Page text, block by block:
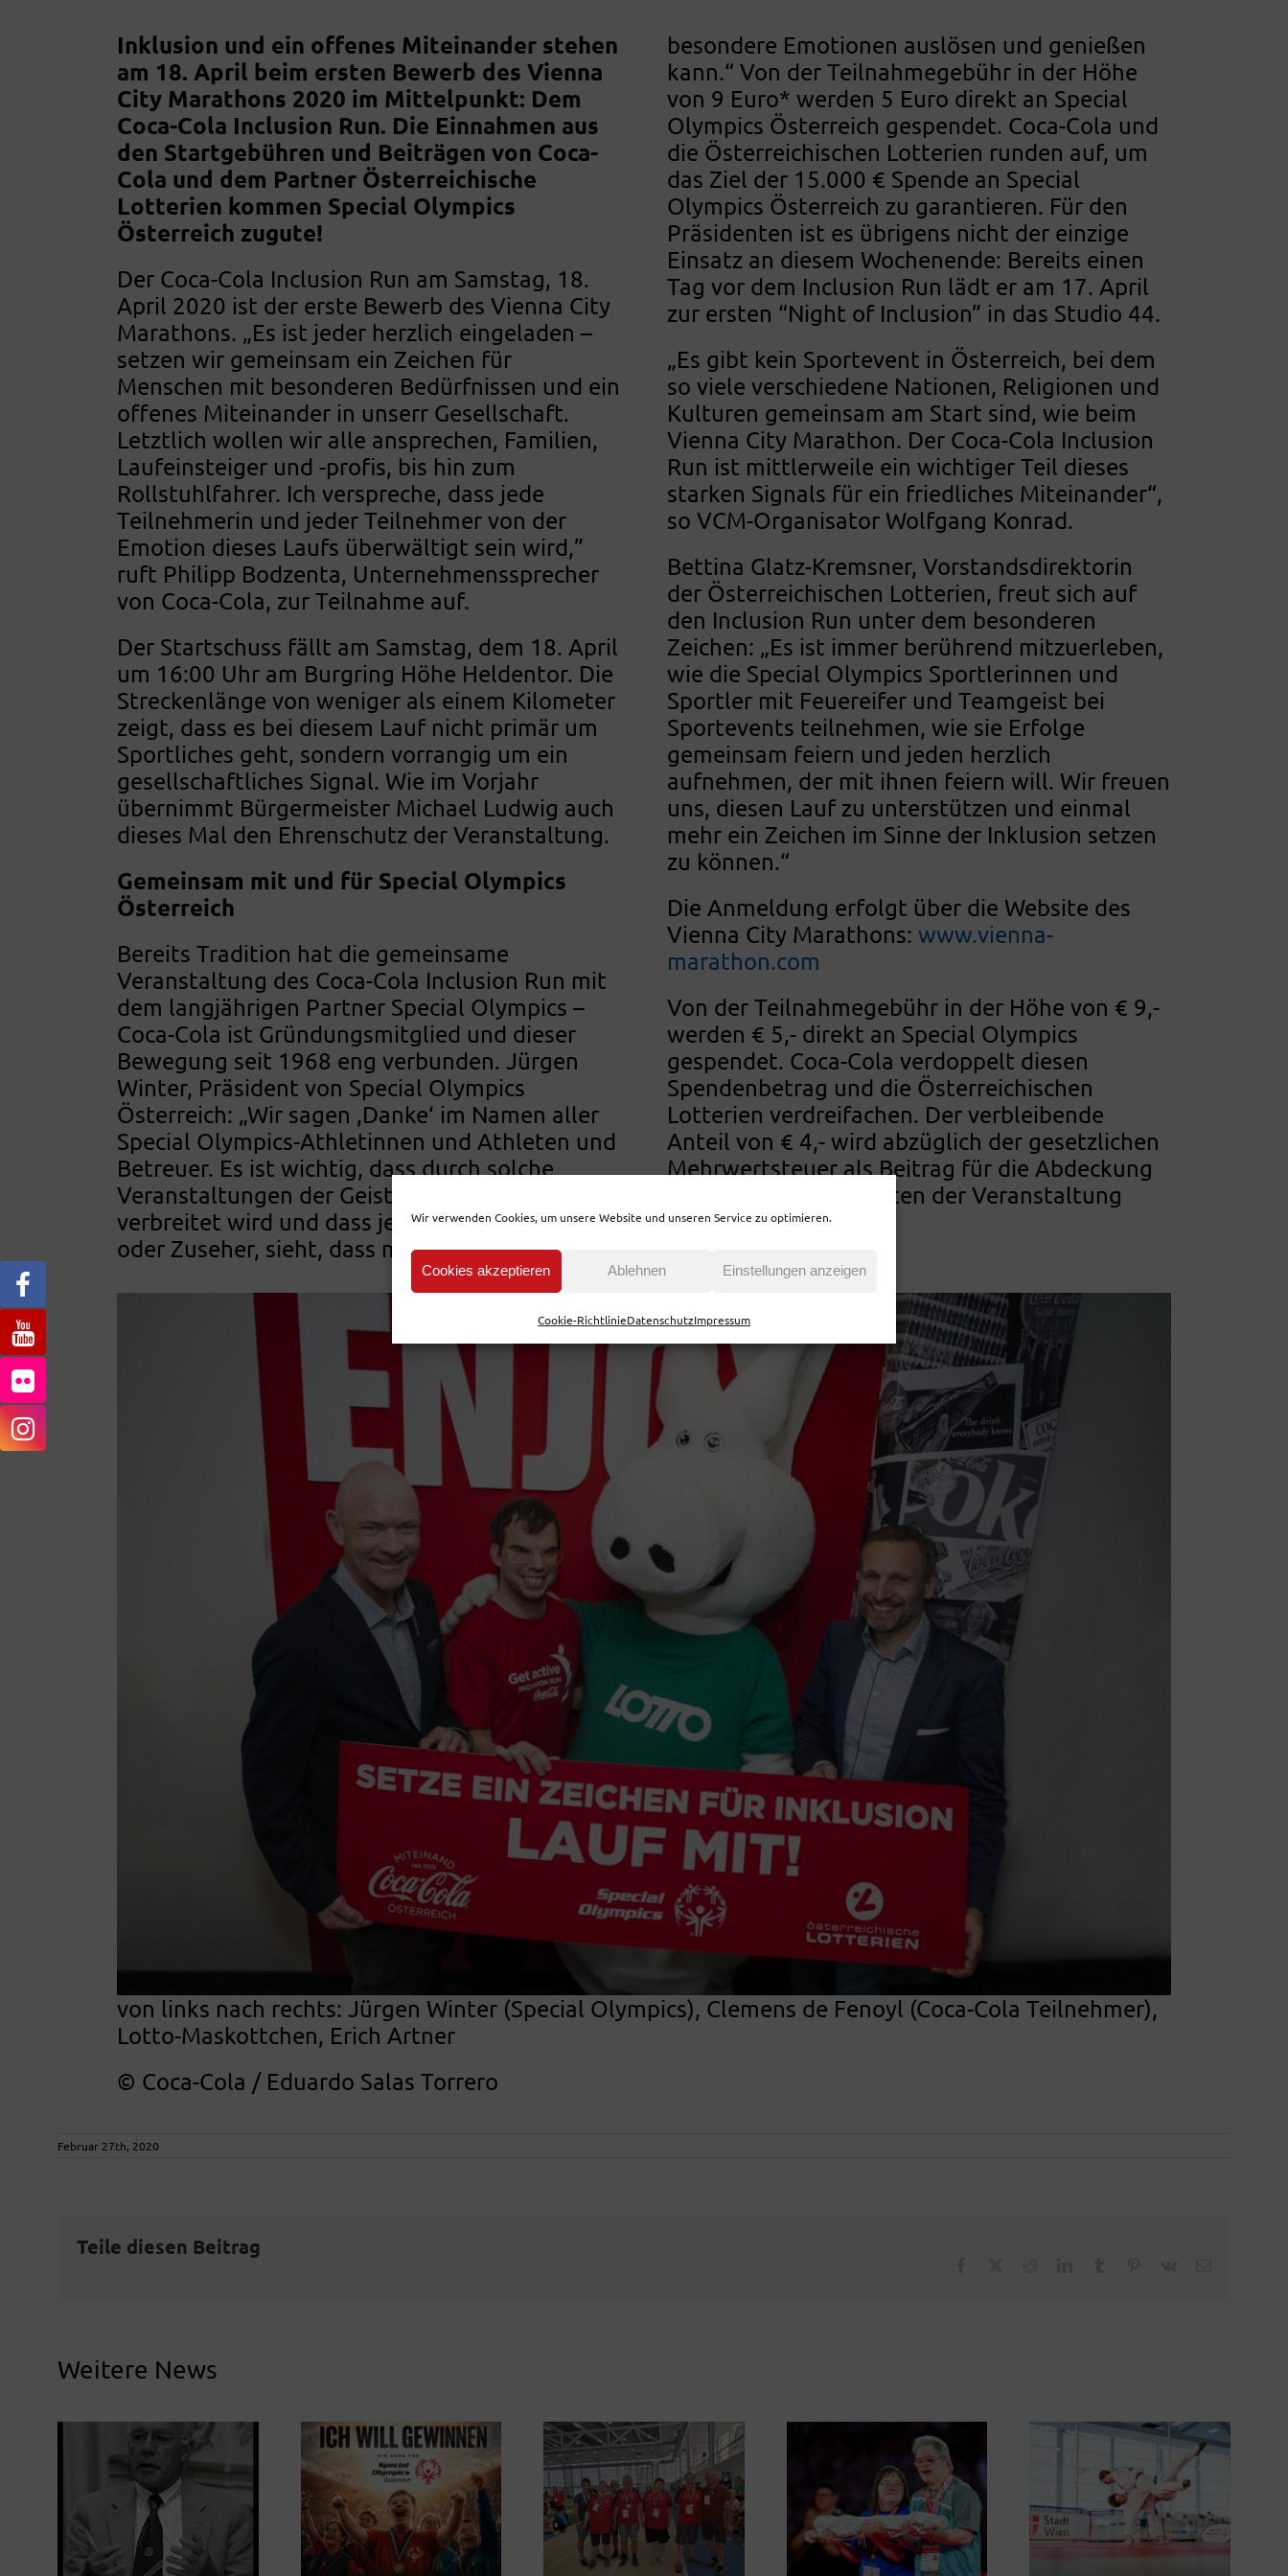
Wir verwenden Cookies, um unsere Website und unseren Service zu optimieren.
Cookies akzeptieren Ablehnen Einstellungen anzeigen
Cookie-RichtlinieDatenschutzImpressum
Inklusion und ein offenes Miteinander stehen
am 18. April beim ersten Bewerb des Vienna
City Marathons 2020 im Mittelpunkt: Dem
Coca-Cola Inclusion Run. Die Einnahmen aus
den Startgebühren und Beiträgen von Coca-
Cola und dem Partner Österreichische
Lotterien kommen Special Olympics
Österreich zugute!
Der Coca-Cola Inclusion Run am Samstag, 18.
April 2020 ist der erste Bewerb des Vienna City
Marathons. „Es ist jeder herzlich eingeladen –
setzen wir gemeinsam ein Zeichen für
Menschen mit besonderen Bedürfnissen und ein
offenes Miteinander in unserr Gesellschaft.
Letztlich wollen wir alle ansprechen, Familien,
Laufeinsteiger und -profis, bis hin zum
Rollstuhlfahrer. Ich verspreche, dass jede
Teilnehmerin und jeder Teilnehmer von der
Emotion dieses Laufs überwältigt sein wird,”
ruft Philipp Bodzenta, Unternehmenssprecher
von Coca-Cola, zur Teilnahme auf.
Der Startschuss fällt am Samstag, dem 18. April
um 16:00 Uhr am Burgring Höhe Heldentor. Die
Streckenlänge von weniger als einem Kilometer
zeigt, dass es bei diesem Lauf nicht primär um
Sportliches geht, sondern vorrangig um ein
gesellschaftliches Signal. Wie im Vorjahr
übernimmt Bürgermeister Michael Ludwig auch
dieses Mal den Ehrenschutz der Veranstaltung.
Gemeinsam mit und für Special Olympics
Österreich
Bereits Tradition hat die gemeinsame
Veranstaltung des Coca-Cola Inclusion Run mit
dem langjährigen Partner Special Olympics –
Coca-Cola ist Gründungsmitglied und dieser
Bewegung seit 1968 eng verbunden. Jürgen
Winter, Präsident von Special Olympics
Österreich: „Wir sagen ,Danke‘ im Namen aller
Special Olympics-Athletinnen und Athleten und
Betreuer. Es ist wichtig, dass durch solche
Veranstaltungen der Geist von Special Olympics
verbreitet wird und dass jeder, ob Teilnehmer
oder Zuseher, sieht, dass man mit Sport
besondere Emotionen auslösen und genießen
kann.“ Von der Teilnahmegebühr in der Höhe
von 9 Euro* werden 5 Euro direkt an Special
Olympics Österreich gespendet. Coca-Cola und
die Österreichischen Lotterien runden auf, um
das Ziel der 15.000 € Spende an Special
Olympics Österreich zu garantieren. Für den
Präsidenten ist es übrigens nicht der einzige
Einsatz an diesem Wochenende: Bereits einen
Tag vor dem Inclusion Run lädt er am 17. April
zur ersten “Night of Inclusion” in das Studio 44.
„Es gibt kein Sportevent in Österreich, bei dem
so viele verschiedene Nationen, Religionen und
Kulturen gemeinsam am Start sind, wie beim
Vienna City Marathon. Der Coca-Cola Inclusion
Run ist mittlerweile ein wichtiger Teil dieses
starken Signals für ein friedliches Miteinander“,
so VCM-Organisator Wolfgang Konrad.
Bettina Glatz-Kremsner, Vorstandsdirektorin
der Österreichischen Lotterien, freut sich auf
den Inclusion Run unter dem besonderen
Zeichen: „Es ist immer berührend mitzuerleben,
wie die Special Olympics Sportlerinnen und
Sportler mit Feuereifer und Teamgeist bei
Sportevents teilnehmen, wie sie Erfolge
gemeinsam feiern und jeden herzlich
aufnehmen, der mit ihnen feiern will. Wir freuen
uns, diesen Lauf zu unterstützen und einmal
mehr ein Zeichen im Sinne der Inklusion setzen
zu können.“
Die Anmeldung erfolgt über die Website des
Vienna City Marathons: www.vienna-
marathon.com
Von der Teilnahmegebühr in der Höhe von € 9,-
werden € 5,- direkt an Special Olympics
gespendet. Coca-Cola verdoppelt diesen
Spendenbetrag und die Österreichischen
Lotterien verdreifachen. Der verbleibende
Anteil von € 4,- wird abzüglich der gesetzlichen
Mehrwertsteuer als Beitrag für die Abdeckung
der Organisationskosten der Veranstaltung
verwendet.
von links nach rechts: Jürgen Winter (Special Olympics), Clemens de Fenoyl (Coca-Cola Teilnehmer),
Lotto-Maskottchen, Erich Artner
© Coca-Cola / Eduardo Salas Torrero
Februar 27th, 2020
Teile diesen Beitrag
Weitere News